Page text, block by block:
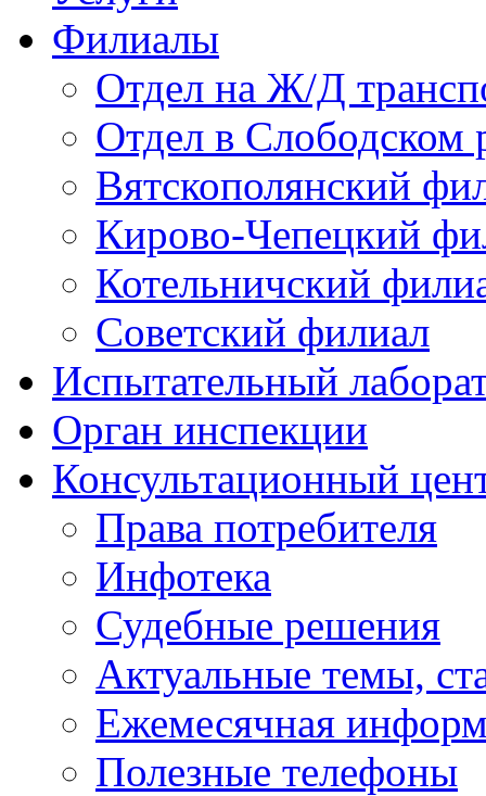
Филиалы
Отдел на Ж/Д
Отдел в Слободском
Вятскополянский
Кирово-Чепецкий
Котельничский
Советский филиал
Испытательный
Орган инспекции
Консультационный
Права потребителя
Инфотека
Судебные решения
Актуальные темы,
Ежемесячная
Полезные телефоны